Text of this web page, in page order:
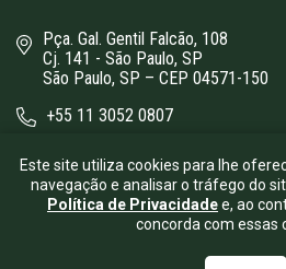
Pça. Gal. Gentil Falcão, 108
Cj. 141 - São Paulo, SP
São Paulo, SP – CEP 04571-150
+55 11 3052 0807
Este site utiliza cookies para lhe
navegação e analisar o tráfego do
Política de Privacidadee, ao
concorda com essas